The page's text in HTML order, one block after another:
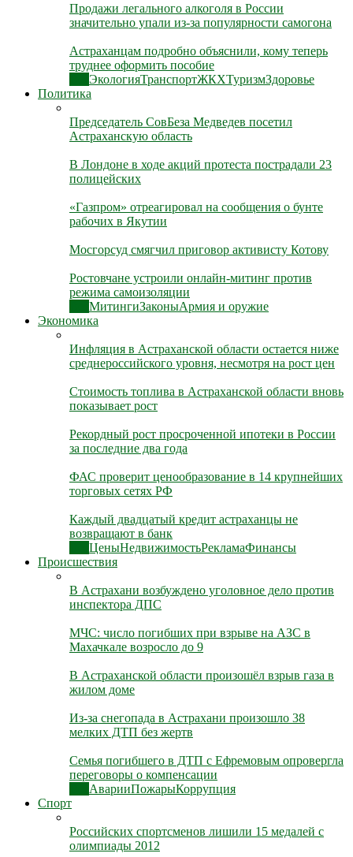
Продажи легального алкоголя в России
значительно упали из-за популярности самогона
Астраханцам подробно объяснили, кому теперь
труднее оформить пособие
ЭкологияТранспортЖКХТуризмЗдоровье
Политика
Председатель СовБеза Медведев посетил
Астраханскую область
В Лондоне в ходе акций протеста пострадали 23
полицейских
«Газпром» отреагировал на сообщения о бунте
рабочих в Якутии
Мосгорсуд смягчил приговор активисту Котову
Ростовчане устроили онлайн-митинг против
режима самоизоляции
МитингиЗаконыАрмия и оружие
Экономика
Инфляция в Астраханской области остается ниже
среднероссийского уровня, несмотря на рост цен
Стоимость топлива в Астраханской области вновь
показывает рост
Рекордный рост просроченной ипотеки в России
за последние два года
ФАС проверит ценообразование в 14 крупнейших
торговых сетях РФ
Каждый двадцатый кредит астраханцы не
возвращают в банк
ЦеныНедвижимостьРекламаФинансы
Происшествия
В Астрахани возбуждено уголовное дело против
инспектора ДПС
МЧС: число погибших при взрыве на АЗС в
Махачкале возросло до 9
В Астраханской области произошёл взрыв газа в
жилом доме
Из-за снегопада в Астрахани произошло 38
мелких ДТП без жертв
Семья погибшего в ДТП с Ефремовым опровергла
переговоры о компенсации
АварииПожарыКоррупция
Спорт
Российских спортсменов лишили 15 медалей с
олимпиады 2012